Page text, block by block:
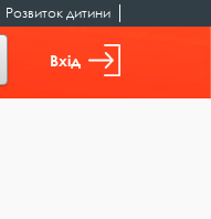
Розвиток дитини
Вхід